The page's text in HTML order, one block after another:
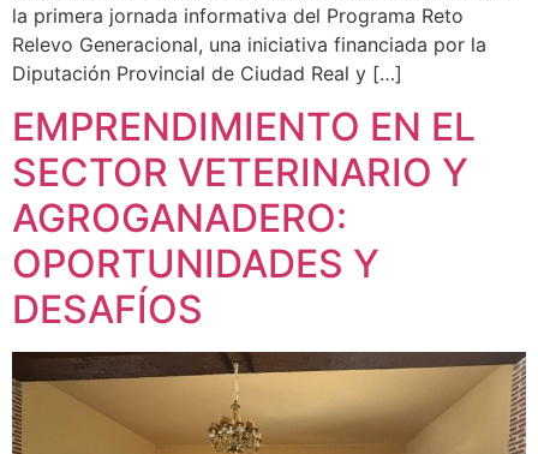
la primera jornada informativa del Programa Reto
Relevo Generacional, una iniciativa financiada por la
Diputación Provincial de Ciudad Real y […]
EMPRENDIMIENTO EN EL
SECTOR VETERINARIO Y
AGROGANADERO:
OPORTUNIDADES Y
DESAFÍOS